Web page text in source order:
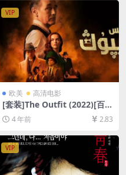
载][MP4/9.8GB][中文字幕]
VIP
欧美 高清电影
[套装]The Outfit (2022)[百度
网盘+迅雷云盘资源1080P超
清未删减][MP4/6.5GB][中英
字幕]
4 年前 2.83
VIP